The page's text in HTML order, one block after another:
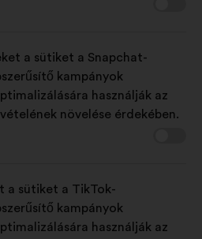
a sütiket a Snapchat-
kampányok
használják az
növelése érdekében.
a sütiket a TikTok-
kampányok
használják az